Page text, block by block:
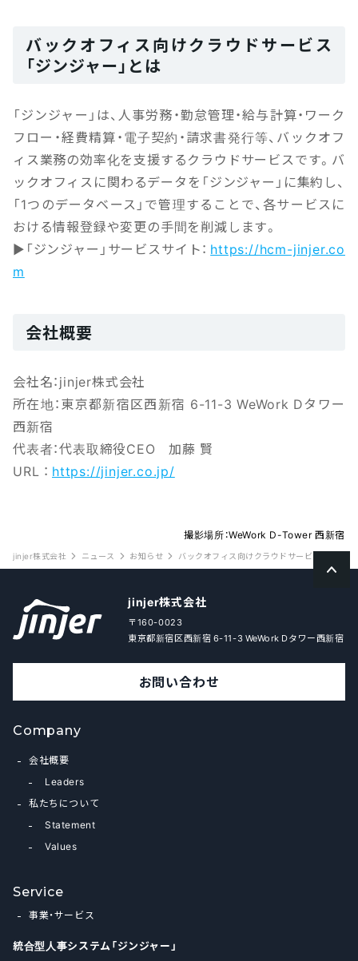
バックオフィス向けクラウドサービス
「ジンジャー」とは
「ジンジャー」は、人事労務・勤怠管理・給与計算・ワーク
フロー・経費精算・電子契約・請求書発行等、バックオフ
ィス業務の効率化を支援するクラウドサービスです。バ
ックオフィスに関わるデータを「ジンジャー」に集約し、
「1つのデータベース」で管理することで、各サービスに
おける情報登録や変更の手間を削減します。
▶「ジンジャー」サービスサイト： https://hcm-jinjer.co
m
会社概要
会社名：jinjer株式会社
所在地：東京都新宿区西新宿 6-11-3 WeWork Dタワー
西新宿
代表者：代表取締役CEO 加藤 賢
URL ： https://jinjer.co.jp/
jinjer株式会社 ニュース お知らせ バックオフィス向けクラウドサービス「ジンジ
撮影場所：WeWork D-Tower 西新宿
jinjer株式会社
〒160-0023
東京都新宿区西新宿 6-11-3 WeWork Dタワー西新宿
お問い合わせ
Company
会社概要
Leaders
私たちについて
Statement
Values
Service
事業・サービス
統合型人事システム「ジンジャー」